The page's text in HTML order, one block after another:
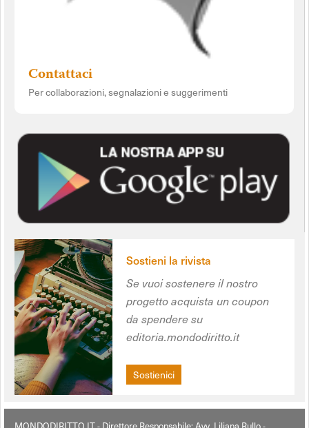
Contattaci
Per collaborazioni, segnalazioni e suggerimenti
Sostieni la rivista
Se vuoi sostenere il nostro
progetto acquista un coupon
da spendere su
editoria.mondodiritto.it
Sostienici